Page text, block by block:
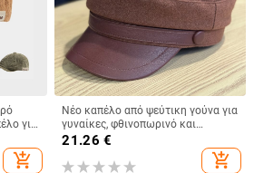
για
add_shopping_cart
Νέο καπέλο από ψεύτικη γούνα για
γυναίκες, φθινοπωρινό και
χειμερινό ρετρό μάλλινο καπέλο
2025, βρετανικό οκτάγωνο καπέλο
με επίπεδη κορυφή για
21.26 €
add_shopping_cart